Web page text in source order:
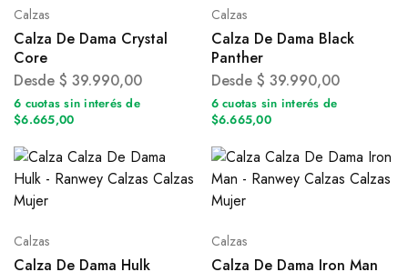
Calzas
Calza De Dama Crystal
Core
Desde $ 39.990,00
6 cuotas sin interés de
$6.665,00
Calzas
Calza De Dama Black
Panther
Desde $ 39.990,00
6 cuotas sin interés de
$6.665,00
Calzas
Calza De Dama Hulk
Calzas
Calza De Dama Iron Man